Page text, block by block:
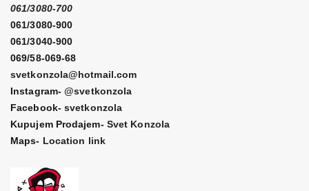
061/3080-700
061/3080-900
061/3040-900
069/58-069-68
svetkonzola@hotmail.com
Instagram-@svetkonzola
Facebook- svetkonzola
Kupujem Prodajem- Svet Konzola
Maps- Location link